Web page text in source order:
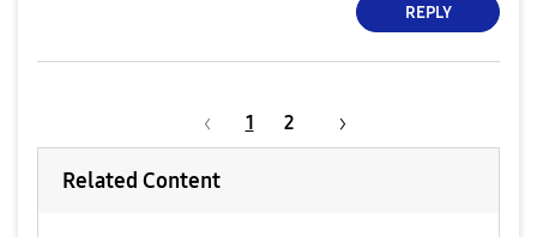
REPLY
1 2
Related Content